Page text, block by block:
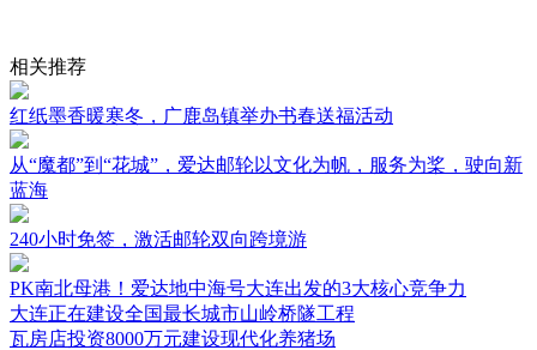
相关推荐
红纸墨香暖寒冬，广鹿岛镇举办书春送福活动
从“魔都”到“花城”，爱达邮轮以文化为帆，服务为桨，驶向新
蓝海
240小时免签，激活邮轮双向跨境游
PK南北母港！爱达地中海号大连出发的3大核心竞争力
大连正在建设全国最长城市山岭桥隧工程
瓦房店投资8000万元建设现代化养猪场